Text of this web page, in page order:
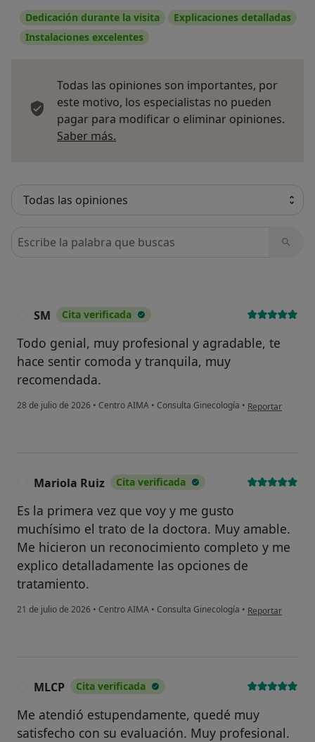
Dedicación durante la visita
Explicaciones detalladas
Instalaciones excelentes
Todas las opiniones son importantes, por
este motivo, los especialistas no pueden
pagar para modificar o eliminar opiniones.
Saber más.
Busca en opiniones
SM Cita verificada
Todo genial, muy profesional y agradable, te
hace sentir comoda y tranquila, muy
recomendada.
28 de julio de 2026 • Centro AIMA • Consulta Ginecología • en opinión del
Reportar
Mariola Ruiz Cita verificada
Es la primera vez que voy y me gusto
muchísimo el trato de la doctora. Muy amable.
Me hicieron un reconocimiento completo y me
explico detalladamente las opciones de
tratamiento.
21 de julio de 2026 • Centro AIMA • Consulta Ginecología • en opinión del
Reportar
MLCP Cita verificada
Me atendió estupendamente, quedé muy
satisfecho con su evaluación. Muy profesional.